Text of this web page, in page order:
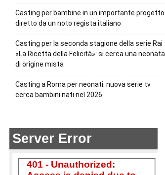
Casting per bambine in un importante progetto
diretto da un noto regista italiano
Casting per la seconda stagione della serie Rai
«La Ricetta della Felicità»: si cerca una neonata
di origine mista
Casting a Roma per neonati: nuova serie tv
cerca bambini nati nel 2026